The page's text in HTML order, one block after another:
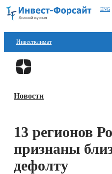
ENG
Инвестклимат
Финансы
Блокчейн
Технологии
Новости
13 регионов
признаны
дефолту